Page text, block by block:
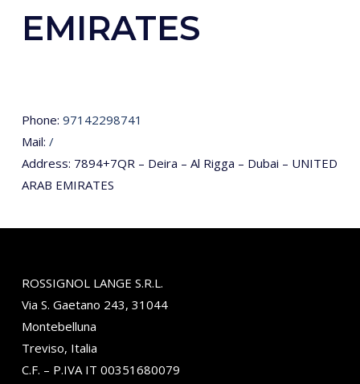
EMIRATES
Phone: 97142298741
Mail: /
Address: 7894+7QR – Deira – Al Rigga – Dubai – UNITED
ARAB EMIRATES
ROSSIGNOL LANGE S.R.L.
Via S. Gaetano 243, 31044
Montebelluna
Treviso, Italia
C.F. – P.IVA IT 00351680079